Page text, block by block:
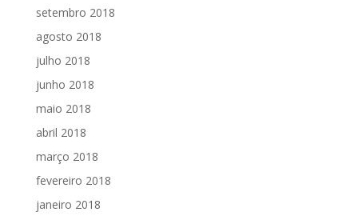
setembro 2018
agosto 2018
julho 2018
junho 2018
maio 2018
abril 2018
março 2018
fevereiro 2018
janeiro 2018